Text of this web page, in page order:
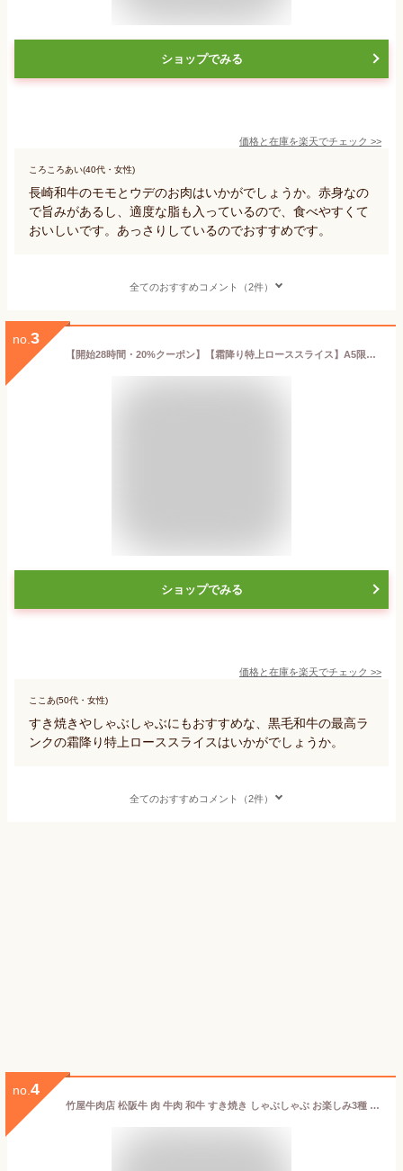
ショップでみる
価格と在庫を楽天でチェック >>
ころころあい(40代・女性)
長崎和牛のモモとウデのお肉はいかがでしょうか。赤身なの
で旨みがあるし、適度な脂も入っているので、食べやすくて
おいしいです。あっさりしているのでおすすめです。
全てのおすすめコメント（2件）
no. 3
【開始28時間・20%クーポン】【霜降り特上ローススライス】A5限定 黒毛和牛 すき焼き 最高ランク A5ランク サーロイン リブロース500g 1.5kg お肉ギフト 牛肉 すきやき お年賀 お歳暮 贈り物 しゃぶしゃぶ 肉 ギフト 誕生日 プレゼント お祝い 内祝い 父の日 御中元
ショップでみる
価格と在庫を楽天でチェック >>
ここあ(50代・女性)
すき焼きやしゃぶしゃぶにもおすすめな、黒毛和牛の最高ラ
ンクの霜降り特上ローススライスはいかがでしょうか。
全てのおすすめコメント（2件）
no. 4
竹屋牛肉店 松阪牛 肉 牛肉 和牛 すき焼き しゃぶしゃぶ お楽しみ3種 スライス 400g